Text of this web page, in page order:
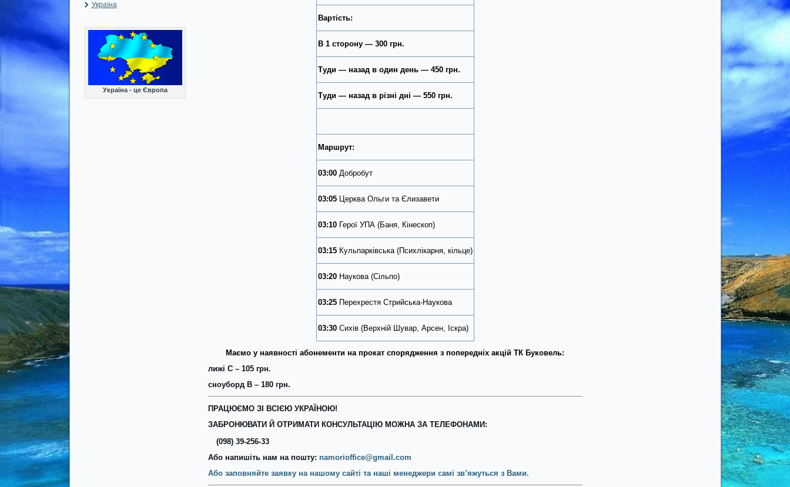
Україна
Україна - це Європа
Вартість:
В 1 сторону — 300 грн.
Туди — назад в один день — 450 грн.
Туди — назад в різні дні — 550 грн.
Маршрут:
03:00Добробут
03:05Церква Ольги та Єлизавети
03:10Герої УПА (Баня, Кінескоп)
03:15Кульпарківська (Психлікарня, кільце)
03:20Наукова (Сільпо)
03:25Перехрестя Стрийська-Наукова
03:30Сихів (Верхній Шувар, Арсен, Іскра)
Маємо у наявності абонементи на прокат спорядження з попередніх акцій ТК Буковель:
лижі С – 105 грн.
сноуборд В – 180 грн.
ПРАЦЮЄМО ЗІ ВСІЄЮ УКРАЇНОЮ!
ЗАБРОНЮВАТИ Й ОТРИМАТИ КОНСУЛЬТАЦІЮ МОЖНА ЗА ТЕЛЕФОНАМИ:
(098) 39-256-33
Або напишіть нам на пошту: namorioffice@gmail.com
Або заповняйте заявку на нашому сайті та наші менеджери самі зв’яжуться з Вами.